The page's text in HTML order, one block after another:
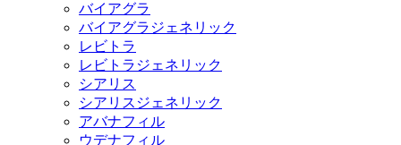
バイアグラ
バイアグラジェネリック
レビトラ
レビトラジェネリック
シアリス
シアリスジェネリック
アバナフィル
ウデナフィル